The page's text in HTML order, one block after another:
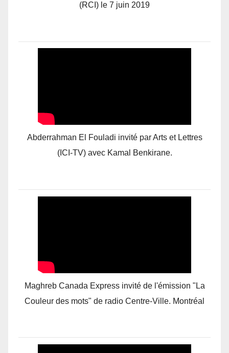
(RCI) le 7 juin 2019
Abderrahman El Fouladi invité par Arts et Lettres
(ICI-TV) avec Kamal Benkirane.
Maghreb Canada Express invité de l'émission "La
Couleur des mots" de radio Centre-Ville. Montréal